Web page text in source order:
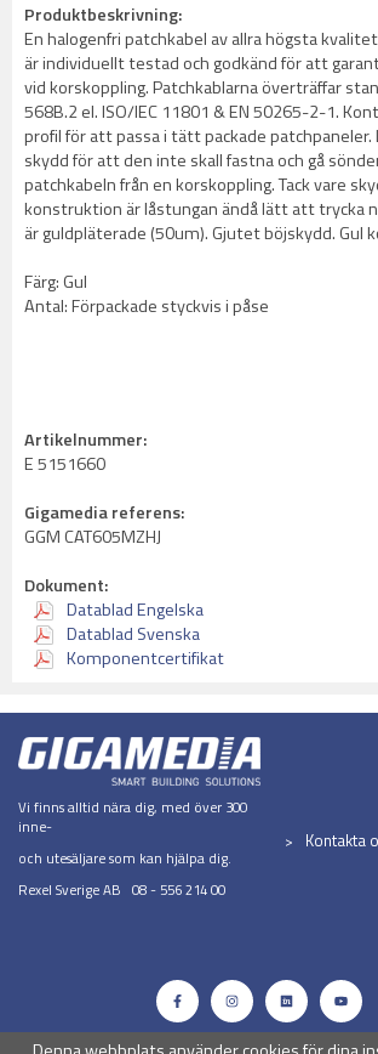
Produktbeskrivning:
En halogenfri patchkabel av allra högsta
är individuellt testad och godkänd för att
vid korskoppling. Patchkablarna överträffar
568B.2 el. ISO/IEC 11801 & EN 50265-2-1.
profil för att passa i tätt packade
skydd för att den inte skall fastna och gå
patchkabeln från en korskoppling. Tack vare
konstruktion är låstungan ändå lätt att trycka
är guldpläterade (50um). Gjutet böjskydd. Gul
Färg: Gul
Antal: Förpackade styckvis i påse
Artikelnummer:
E 5151660
Gigamedia referens:
GGM CAT605MZHJ
Dokument:
Datablad Engelska
Datablad Svenska
Komponentcertifikat
Vi finns alltid nära dig, med över 300
inne-
och utesäljare som kan hjälpa dig.
Rexel Sverige AB 08 - 556 214 00
Kontakta